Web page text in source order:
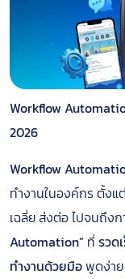
Workflow
2026
Workflow
ทำงานในองค์กร ตั้งแ
เฉลี่ย ส่งต่อ ไปจนถึง
Automation” ที่ รวด
ทำงานด้วยมือพูดง่าย